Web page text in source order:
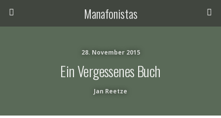
Manafonistas
28. November 2015
Ein Vergessenes Buch
Jan Reetze